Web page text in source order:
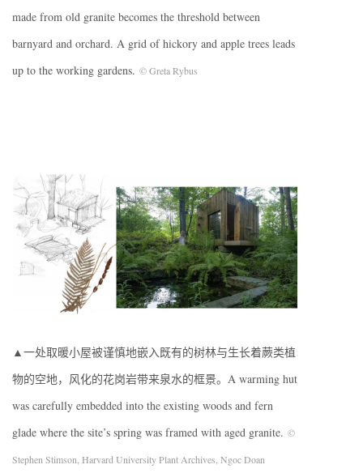
made from old granite becomes the threshold between
barnyard and orchard. A grid of hickory and apple trees leads
up to the working gardens. © Greta Rybus
▲一处取暖小屋被谨慎地嵌入既有的树林与生长着蕨类植
物的空地，风化的花岗岩带来泉水的框景。A warming hut
was carefully embedded into the existing woods and fern
glade where the site’s spring was framed with aged granite. ©
Stephen Stimson, Harvard University Plant Archives, Ngoc Doan